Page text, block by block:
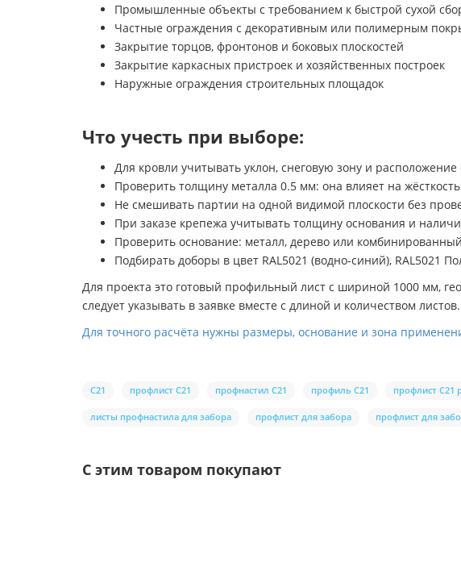
Промышленные объекты с требованием к быстрой сухой
Частные ограждения с декоративным или полимерным
Закрытие торцов, фронтонов и боковых плоскостей
Закрытие каркасных пристроек и хозяйственных построек
Наружные ограждения строительных площадок
Что учесть при выборе:
Для кровли учитывать уклон, снеговую зону и
Проверить толщину металла 0.5 мм: она влияет на
Не смешивать партии на одной видимой плоскости без
При заказе крепежа учитывать толщину основания и
Проверить основание: металл, дерево или
Подбирать доборы в цвет RAL5021 (водно-синий), RAL5021
Для проекта это готовый профильный лист с шириной 1000 мм,
следует указывать в заявке вместе с длиной и количеством листов.
Для точного расчёта нужны размеры, основание и зона
С21 профлист С21 профнастил С21 профиль С21 профлист С21
листы профнастила для забора профлист для забора профлист для
С этим товаром покупают